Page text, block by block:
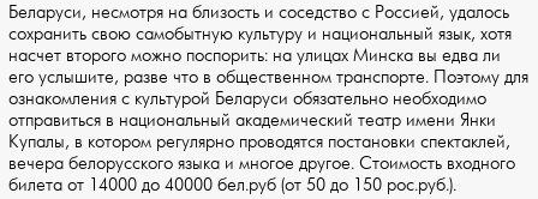
Беларуси, несмотря на близость и соседство с Россией, удалось
сохранить свою самобытную культуру и национальный язык, хотя
насчет второго можно поспорить: на улицах Минска вы едва ли
его услышите, разве что в общественном транспорте. Поэтому для
ознакомления с культурой Беларуси обязательно необходимо
отправиться в национальный академический театр имени Янки
Купалы, в котором регулярно проводятся постановки спектаклей,
вечера белорусского языка и многое другое. Стоимость входного
билета от 14000 до 40000 бел.руб (от 50 до 150 рос.руб.).